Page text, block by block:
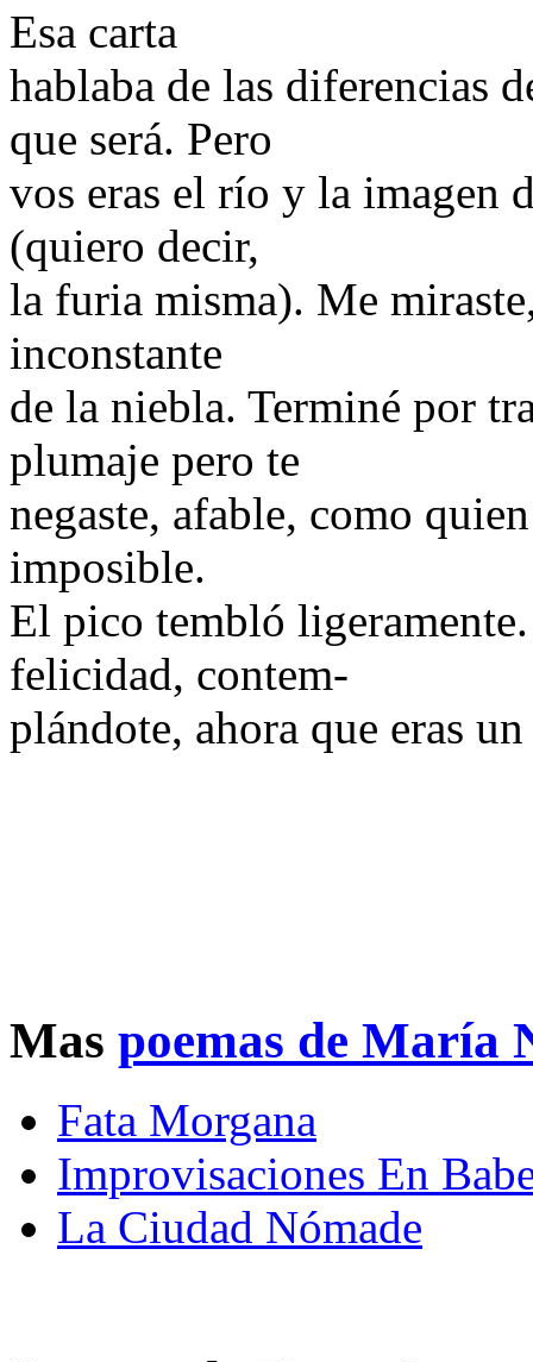
Esa carta
hablaba de las diferencias
que será. Pero
vos eras el río y la imagen
(quiero decir,
la furia misma). Me
inconstante
de la niebla. Terminé por
plumaje pero te
negaste, afable, como
imposible.
El pico tembló
felicidad, contem-
plándote, ahora que eras
Mas poemas de María
Fata Morgana
Improvisaciones En
La Ciudad Nómade